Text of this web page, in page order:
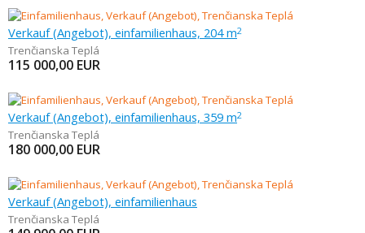
Verkauf (Angebot), einfamilienhaus, 204 m2
Trenčianska Teplá
115 000,00 EUR
Verkauf (Angebot), einfamilienhaus, 359 m2
Trenčianska Teplá
180 000,00 EUR
Verkauf (Angebot), einfamilienhaus
Trenčianska Teplá